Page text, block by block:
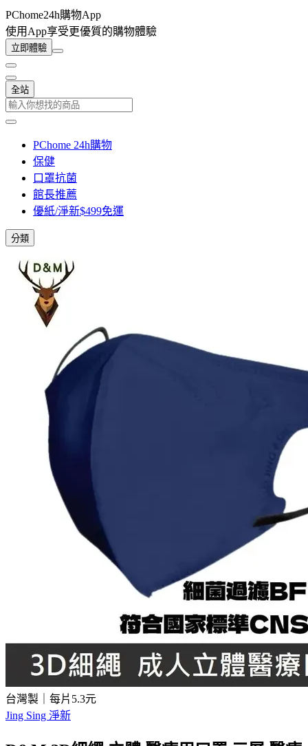
PChome24h購物App
使用App享受更優質的購物體驗
立即體驗
全站
PChome 24h購物
保健
口罩抗菌
館長推薦
優紙/淨新$499免運
分類
台灣製｜每片5.3元
Jing Sing 淨新